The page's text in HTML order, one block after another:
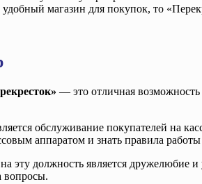
магазин для покупок, то
— это отличная возможность
обслуживание покупателей на
аппаратом и знать правила
эту должность является
вопросы.